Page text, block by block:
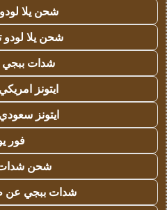
شحن يلا
شحن يلا لودو
شدات
ايتونز
ايتونز
فور
شحن
شدات ببجي عن